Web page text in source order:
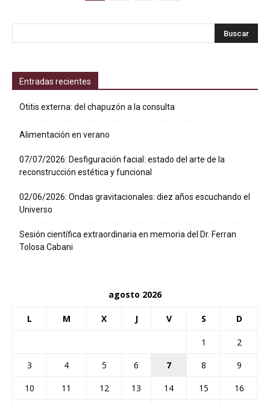
Entradas recientes
Otitis externa: del chapuzón a la consulta
Alimentación en verano
07/07/2026: Desfiguración facial: estado del arte de la
reconstrucción estética y funcional
02/06/2026: Ondas gravitacionales: diez años escuchando el
Universo
Sesión científica extraordinaria en memoria del Dr. Ferran
Tolosa Cabani
agosto 2026
L M X J V S D
1
2
3
4 5 6 7 8
9
10
11 12 13 14 15
16